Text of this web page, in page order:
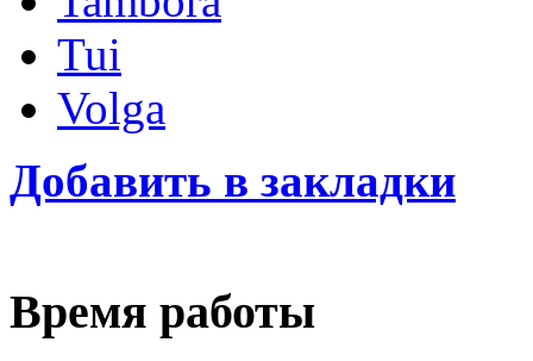
Tui
Volga
Добавить в закладки
Время работы